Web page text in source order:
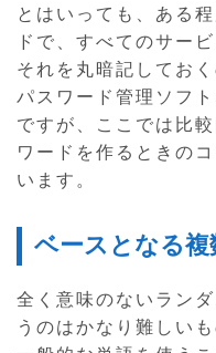
とはいっても、ある
ドで、すべてのサー
それを丸暗記してお
パスワード管理ソフ
ですが、ここでは比
ワードを作るときの
います。
ベースとなる
全く意味のないラン
うのはかなり難しいも